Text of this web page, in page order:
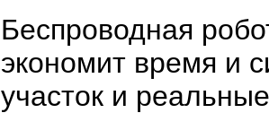
Беспроводная
экономит время и
участок и